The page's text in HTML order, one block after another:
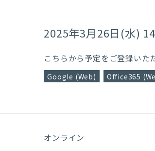
2025年3月26日(水)
こちらから予定をご登録いた
Google (Web) Office365
オンライン